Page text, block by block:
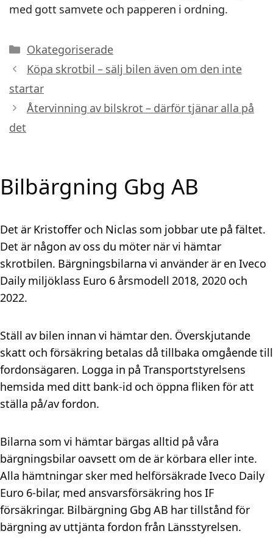
med gott samvete och papperen i ordning.
Kategorier
Okategoriserade
Köpa skrotbil – sälj bilen även om den inte
startar
Återvinning av bilskrot – därför tjänar alla på
det
Bilbärgning Gbg AB
Det är Kristoffer och Niclas som jobbar ute på fältet.
Det är någon av oss du möter när vi hämtar
skrotbilen. Bärgningsbilarna vi använder är en Iveco
Daily miljöklass Euro 6 årsmodell 2018, 2020 och
2022.
Ställ av bilen innan vi hämtar den. Överskjutande
skatt och försäkring betalas då tillbaka omgående till
fordonsägaren. Logga in på Transportstyrelsens
hemsida med ditt bank-id och öppna fliken för att
ställa på/av fordon.
Bilarna som vi hämtar bärgas alltid på våra
bärgningsbilar oavsett om de är körbara eller inte.
Alla hämtningar sker med helförsäkrade Iveco Daily
Euro 6-bilar, med ansvarsförsäkring hos IF
försäkringar. Bilbärgning Gbg AB har tillstånd för
bärgning av uttjänta fordon från Länsstyrelsen.